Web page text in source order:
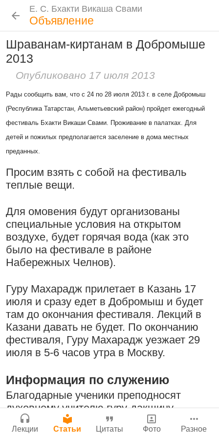
Е. С. Бхакти Викаша Свами
Лекции
Новые История Популярные
Рука в мешочке с чётками более
важна, чем шнур на плече
15:53 |16 ноября 2008|
Намаккал, Тамил Наду,
Индия
Резкие слова для Нараяны
46:40 1 октября 2008
Токио, Япония
Бог, наука и атеизм, часть 2: Хвала
слушателям!
9:25 |17 июля 2024
Атланта, Джорджия, США
Поклоняться Бхактивиноду Тхакуру,
исполняя его бхаджаны
1:14:02 |12 сентября
2008| Бойсе, Айдахо, США
Радхарани — глава департамента
служений
1:05:35 7 сентября 2008|
Е. С. Бхакти Викаша Свами
Объявление
Шраванам-киртанам в Добромыше
2013
Опубликовано 17 июля 2013
Рады сообщить вам, что c 24 по 28 июля 2013 г. в селе Добромыш
(Республика Татарстан, Альметьевский район) пройдет ежегодный
фестиваль Бхакти Викаши Свами. Проживание в палатках. Для
детей и пожилых предполагается заселение в дома местных
преданных.
Просим взять с собой на фестиваль
теплые вещи.
Для омовения будут организованы
специальные условия на открытом
воздухе, будет горячая вода (как это
было на фестивале в районе
Набережных Челнов).
Гуру Махарадж прилетает в Казань 17
июля и сразу едет в Добромыш и будет
там до окончания фестиваля. Лекций в
Казани давать не будет. По окончанию
фестиваля, Гуру Махарадж уезжает 29
июля в 5-6 часов утра в Москву.
Информация по служению
Благодарные ученики преподносят
духовному учителю гуру-дакшину
различными способами, чтобы хоть как-
то заплатить за всё, что он делает. Пусть
Е. С. Бхакти Викаша Свами
Цитаты Шрилы Прабхупады
Сознание Кришны среди яванов и
млеччх
9 августа 2026
Проповеднические принципы, данные
Шри Чайтаньей Махапрабху
6 августа 2026
Следовать по стопам ачарьев
4 августа 2026
Чайтанье
29 июля 2026
24 июля 2026
Е. С. Бхакти Викаша Свами
Фотоальбом
Шраванам-киртанам в Васильево 2026
Шрила Прабхупада
Биография|Книги
Лекции и беседы |Подношения
Бхакти Викаша Свами
Биография|Книги|График|
Скачать все лекции
Подношения учеников
Инициация
Требования Махараджа
YouTube| ВК Видео |Дзен|RuTube
Контакты
Сайт
Войти |Регистрация|История версий
Инструкция
Лекции Статьи Цитаты Фото Разное